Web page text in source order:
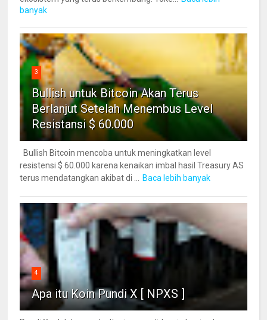
banyak
3
Bullish untuk Bitcoin Akan Terus
Berlanjut Setelah Menembus Level
Resistansi $ 60.000
Bullish Bitcoin mencoba untuk meningkatkan level
resistensi $ 60.000 karena kenaikan imbal hasil Treasury AS
terus mendatangkan akibat di ...
Baca lebih banyak
4
Apa itu Koin Pundi X [ NPXS ]